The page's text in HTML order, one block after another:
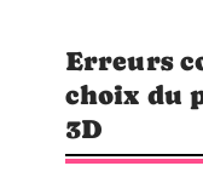
Erreurs
choix du
3D